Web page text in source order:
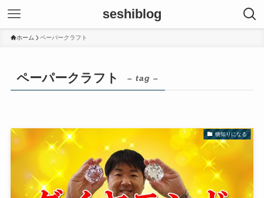
seshiblog
ホーム ペーパークラフト
ペーパークラフト – tag –
物知りになる